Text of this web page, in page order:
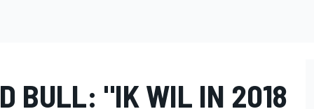
BULL: "IK WIL IN 2018